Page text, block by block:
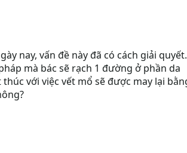
nay, vấn đề này đã có cách giải quyết.
mà bác sẽ rạch 1 đường ở phần da
với việc vết mổ sẽ được may lại